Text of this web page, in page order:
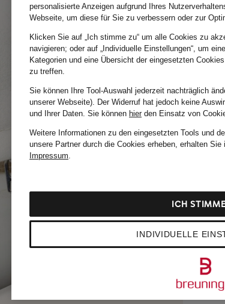
personalisierte Anzeigen aufgrund Ihres
Webseite, um diese für Sie zu verbessern oder zur
Klicken Sie auf „Ich stimme zu“ um alle Cookies zu
navigieren; oder auf „Individuelle Einstellungen“, um
Kategorien und eine Übersicht der eingesetzten
zu treffen.
Sie können Ihre Tool-Auswahl jederzeit nachträglich
unserer Webseite). Der Widerruf hat jedoch keine
und Ihrer Daten. Sie können hierden Einsatz von
Weitere Informationen zu den eingesetzten Tools und
unsere Partner durch die Cookies erheben, erhalten Sie
Impressum.
INDIVIDUELLE
ICH